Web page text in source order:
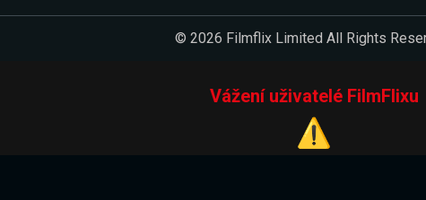
© 2026 Filmflix Limited All Rights
Vážení uživatelé FilmFlixu
⚠️